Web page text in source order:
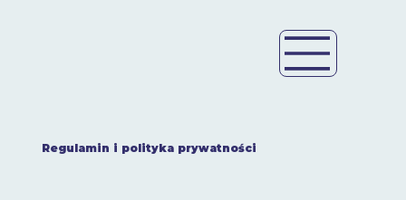
Regulamin i polityka prywatności